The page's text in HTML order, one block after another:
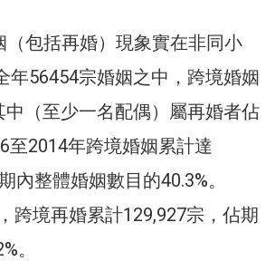
（包括再婚）現象實在非同小
年56454宗婚姻之中，跨境婚姻
中（至少一名配偶）屬再婚者佔
至2014年跨境婚姻累計達
內整體婚姻數目的40.3%。
跨境再婚累計129,927宗，佔期
。